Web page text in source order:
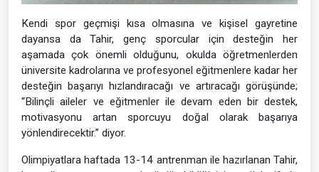
Kendi spor geçmişi kısa olmasına ve kişisel gayretine
dayansa da Tahir, genç sporcular için desteğin her
aşamada çok önemli olduğunu, okulda öğretmenlerden
üniversite kadrolarına ve profesyonel eğitmenlere kadar her
desteğin başarıyı hızlandıracağı ve artıracağı görüşünde;
“Bilinçli aileler ve eğitmenler ile devam eden bir destek,
motivasyonu artan sporcuyu doğal olarak başarıya
yönlendirecektir.” diyor.
Olimpiyatlara haftada 13-14 antrenman ile hazırlanan Tahir,